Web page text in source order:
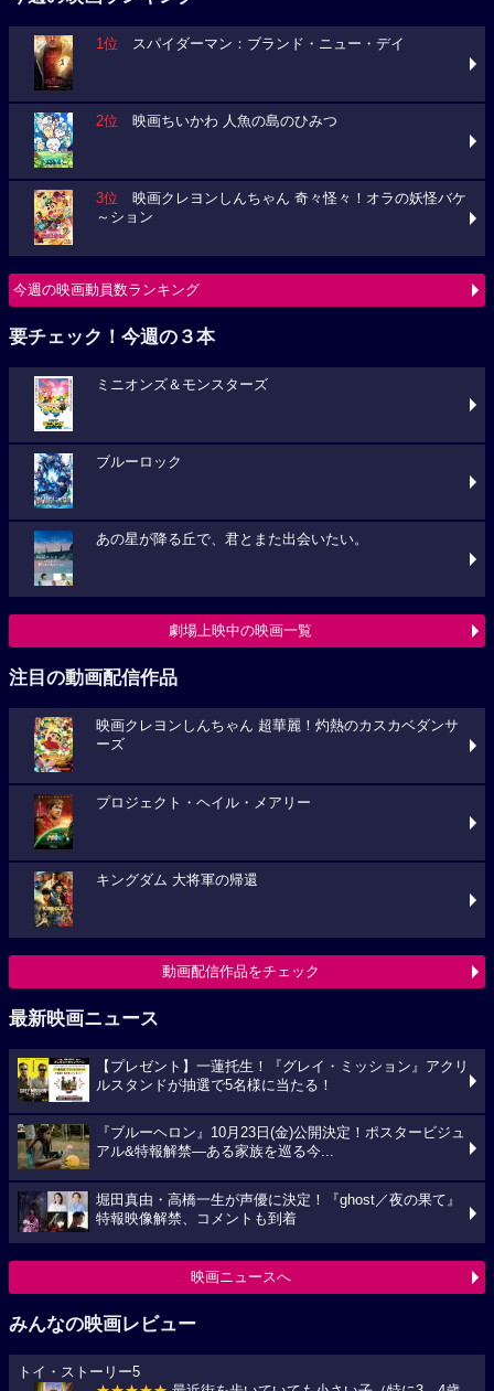
1位 スパイダーマン：ブランド・ニュー・デイ
2位 映画ちいかわ 人魚の島のひみつ
3位 映画クレヨンしんちゃん 奇々怪々！オラの妖怪バケ
～ション
今週の映画動員数ランキング
要チェック！今週の３本
ミニオンズ＆モンスターズ
ブルーロック
あの星が降る丘で、君とまた出会いたい。
劇場上映中の映画一覧
注目の動画配信作品
映画クレヨンしんちゃん 超華麗！灼熱のカスカベダンサ
ーズ
プロジェクト・ヘイル・メアリー
キングダム 大将軍の帰還
動画配信作品をチェック
最新映画ニュース
【プレゼント】一蓮托生！『グレイ・ミッション』アクリ
ルスタンドが抽選で5名様に当たる！
『ブルーヘロン』10月23日(金)公開決定！ポスタービジュ
アル&特報解禁―ある家族を巡る今...
堀田真由・高橋一生が声優に決定！『ghost／夜の果て』
特報映像解禁、コメントも到着
映画ニュースへ
みんなの映画レビュー
トイ・ストーリー5